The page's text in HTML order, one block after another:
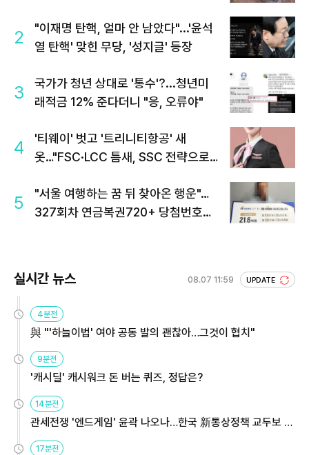
2
"이재명 탄핵, 얼마 안 남았다"...'윤석
열 탄핵' 맞힌 무당, '성지글' 등장
3
국가가 청년 상대로 '통수'?...청년미
래적금 12% 준다더니 "응, 오류야"
4
'티웨이' 벗고 '트리니티항공' 새
옷…"FSC·LCC 틈새, SSC 전략으로
5
"서울 여행하는 꿈 뒤 찾아온 행운"…
327회차 연금복권720+ 당첨번호조
실시간 뉴스 08.07 11:59 UPDATE
4분전
與 "'하늘이법' 여야 공동 발의 괜찮아…그것이 협치"
9분전
'캐시딜' 캐시워크 돈 버는 퀴즈, 정답은?
14분전
관세전쟁 '엔드게임' 윤곽 나오나…한국 新통상정책 교두보 활
용해야
17분전